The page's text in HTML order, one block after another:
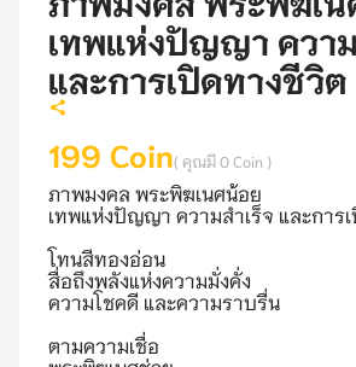
เทพแห่งปัญญา ควา
และการเปิดทางชีวิต
199 Coin( คุณมี 0Coin )
ภาพมงคล พระพิฆเนศน้อย
เทพแห่งปัญญา ความสำเร็จ และการ
โทนสีทองอ่อน
สื่อถึงพลังแห่งความมั่งคั่ง
ความโชคดี และความราบรื่น
ตามความเชื่อ